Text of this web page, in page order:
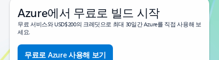
Azure에서 무료로 빌드 시작
무료 서비스와 USD$200의 크레딧으로 최대 30일간 Azure를 직접 사용해 보
세요.
무료로 Azure 사용해 보기